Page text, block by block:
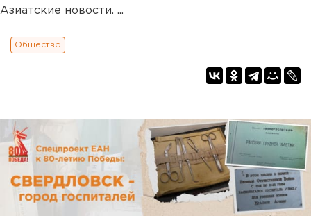
Азиатские новости. ...
Общество